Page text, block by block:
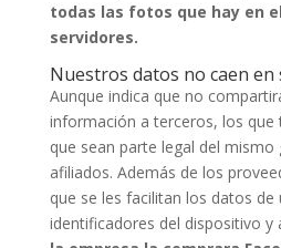
todas las fotos que hay en
servidores.
Nuestros datos no caen en
Aunque indica que no
información a terceros, los que
que sean parte legal del
afiliados. Además de los
que se les facilitan los datos de
identificadores del dispositivo y